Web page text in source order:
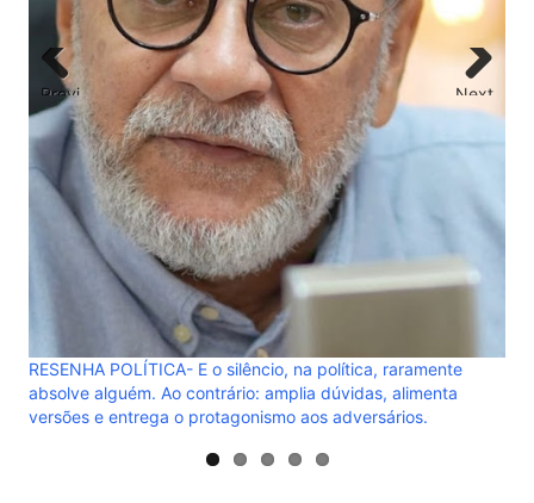
RESENHA POLÍTICA- E o silêncio, na política, raramente
absolve alguém. Ao contrário: amplia dúvidas, alimenta
versões e entrega o protagonismo aos adversários.
Previ
ous
Next